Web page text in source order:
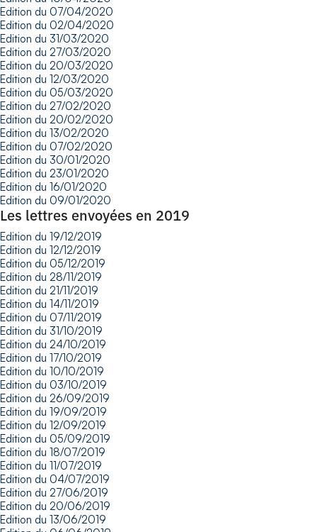
Edition du 07/04/2020
Edition du 02/04/2020
Edition du 31/03/2020
Edition du 27/03/2020
Edition du 20/03/2020
Edition du 12/03/2020
Edition du 05/03/2020
Edition du 27/02/2020
Edition du 20/02/2020
Edition du 13/02/2020
Edition du 07/02/2020
Edition du 30/01/2020
Edition du 23/01/2020
Edition du 16/01/2020
Edition du 09/01/2020
Les lettres envoyées en 2019
Edition du 19/12/2019
Edition du 12/12/2019
Edition du 05/12/2019
Edition du 28/11/2019
Edition du 21/11/2019
Edition du 14/11/2019
Edition du 07/11/2019
Edition du 31/10/2019
Edition du 24/10/2019
Edition du 17/10/2019
Edition du 10/10/2019
Edition du 03/10/2019
Edition du 26/09/2019
Edition du 19/09/2019
Edition du 12/09/2019
Edition du 05/09/2019
Edition du 18/07/2019
Edition du 11/07/2019
Edition du 04/07/2019
Edition du 27/06/2019
Edition du 20/06/2019
Edition du 13/06/2019